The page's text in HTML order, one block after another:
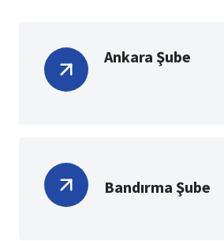
Ankara Şube
Bandırma Şube